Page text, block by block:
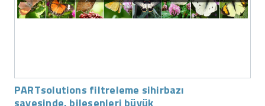
PARTsolutions filtreleme sihirbazı
sayesinde, bileşenleri büyük